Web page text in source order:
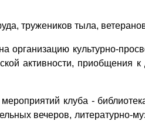
тружеников тыла,
культурно-
активности, приобщения
клуба -
вечеров, литературно-